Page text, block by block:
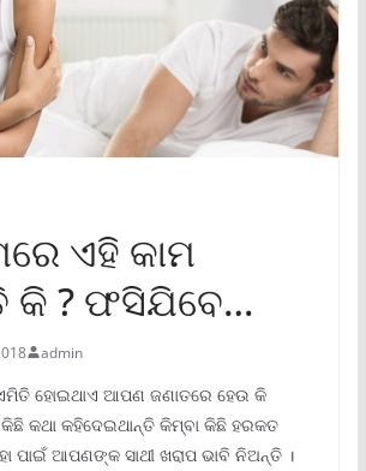
ଏହି କାମ
କି ? ଫସିଯିବେ…
admin
ହୋଇଥାଏ ଆପଣ ଜଣାତରେ ହେଉ କି
କଥା କହିଦେଇଥାନ୍ତି କିମ୍ବା କିଛି ହରକତ
ପାଇଁ ଆପଣଙ୍କ ସାଥୀ ଖରାପ ଭାବି ନିଅନ୍ତି ।